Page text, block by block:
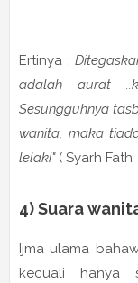
Ertinya :
adalah aurat
Sesungguhnya
wanita, maka
lelaki"( Syarh
4) Suara
Ijma ulama
kecuali hanya